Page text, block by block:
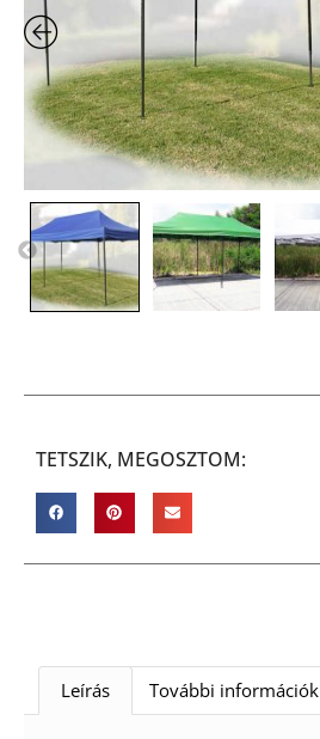
TETSZIK, MEGOSZTOM:
Leírás További információk